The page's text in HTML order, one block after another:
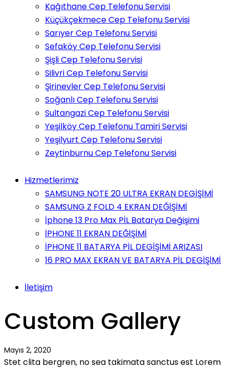
Kağıthane Cep Telefonu Servisi
Küçükçekmece Cep Telefonu Servisi
Sarıyer Cep Telefonu Servisi
Sefaköy Cep Telefonu Servisi
Şişli Cep Telefonu Servisi
Silivri Cep Telefonu Servisi
Şirinevler Cep Telefonu Servisi
Soğanlı Cep Telefonu Servisi
Sultangazi Cep Telefonu Servisi
Yeşilköy Cep Telefonu Tamiri Servisi
Yeşilyurt Cep Telefonu Servisi
Zeytinburnu Cep Telefonu Servisi
Hizmetlerimiz
SAMSUNG NOTE 20 ULTRA EKRAN DEGİŞİMİ
SAMSUNG Z FOLD 4 EKRAN DEĞİŞİMİ
İphone 13 Pro Max PİL Batarya Değişimi
İPHONE 11 EKRAN DEĞİŞİMİ
İPHONE 11 BATARYA PİL DEGİŞİMİ ARIZASI
16 PRO MAX EKRAN VE BATARYA PİL DEGİŞİMİ
İletişim
Custom Gallery
Mayıs 2, 2020
Stet clita bergren, no sea takimata sanctus est Lorem